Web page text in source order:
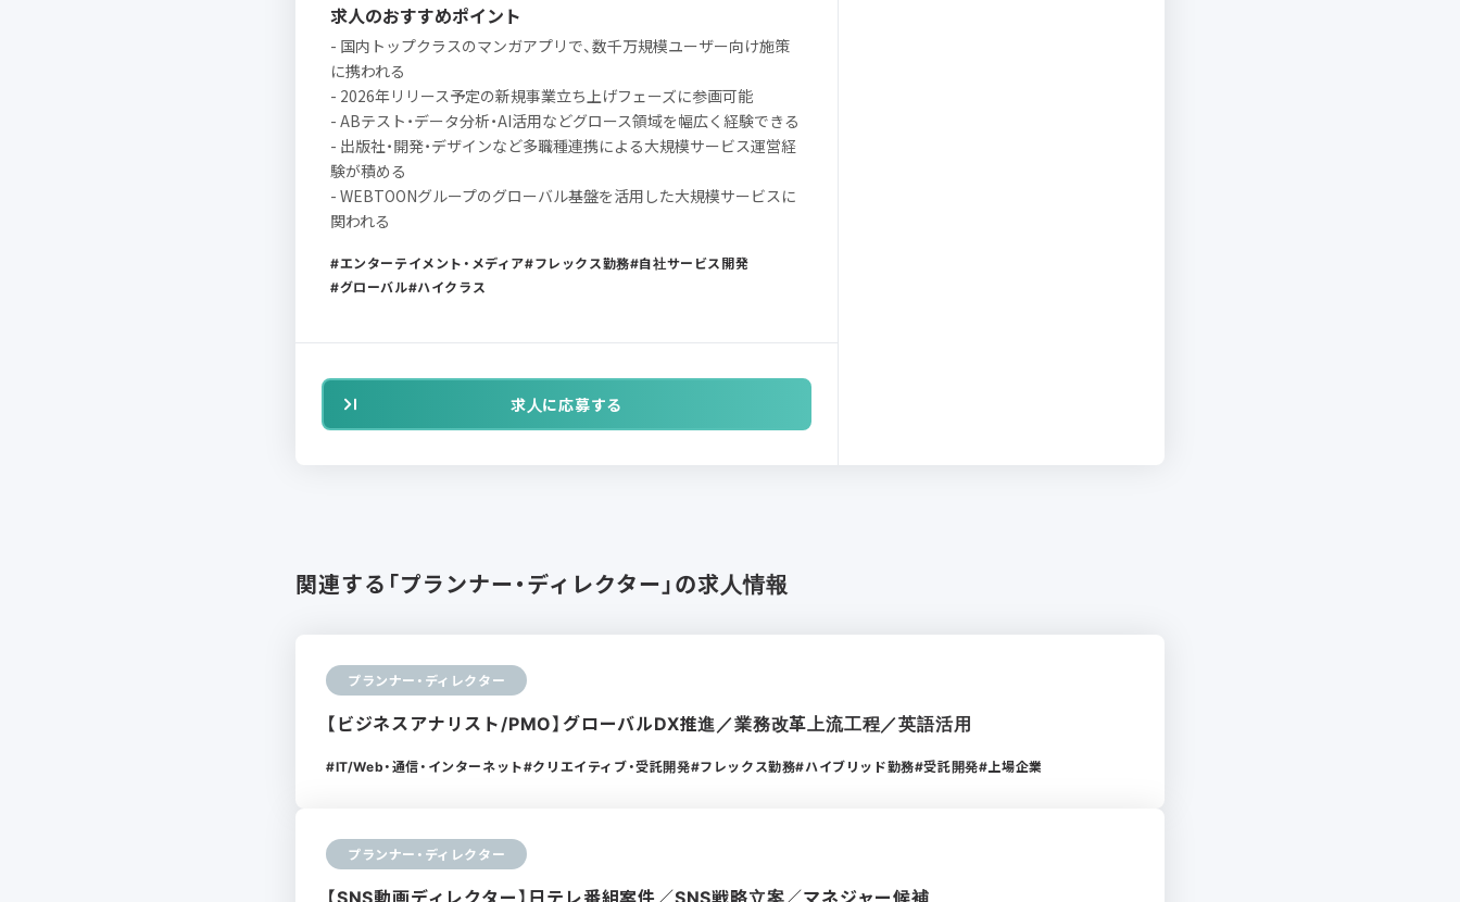
求人のおすすめポイント
- 国内トップクラスのマンガアプリで、数千万規模ユーザー向け施策
に携われる
- 2026年リリース予定の新規事業立ち上げフェーズに参画可能
- ABテスト・データ分析・AI活用などグロース領域を幅広く経験できる
- 出版社・開発・デザインなど多職種連携による大規模サービス運営経
験が積める
- WEBTOONグループのグローバル基盤を活用した大規模サービスに
関われる
エンターテイメント・メディア フレックス勤務 自社サービス開発
グローバル ハイクラス
求人に応募する
関連する「プランナー・ディレクター」の求人情報
プランナー・ディレクター
【ビジネスアナリスト/PMO】グローバルDX推進／業務改革上流工程／英語活用
IT/Web・通信・インターネット クリエイティブ・受託開発 フレックス勤務 ハイブリッド勤務 受託開発 上場企業
プランナー・ディレクター
【SNS動画ディレクター】日テレ番組案件／SNS戦略立案／マネジャー候補